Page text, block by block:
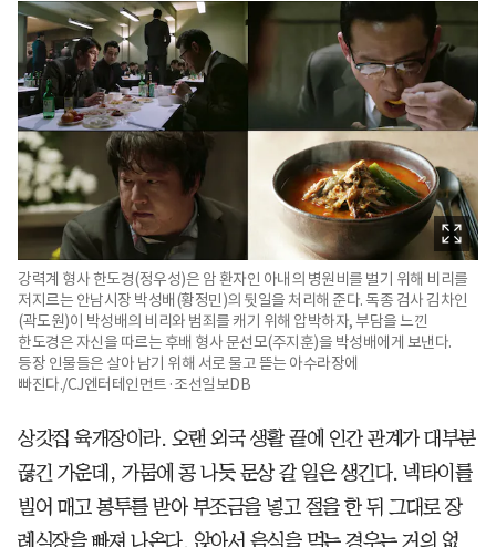
강력계 형사 한도경(정우성)은 암 환자인 아내의 병원비를 벌기 위해 비리를
저지르는 안남시장 박성배(황정민)의 뒷일을 처리해 준다. 독종 검사 김차인
(곽도원)이 박성배의 비리와 범죄를 캐기 위해 압박하자, 부담을 느낀
한도경은 자신을 따르는 후배 형사 문선모(주지훈)을 박성배에게 보낸다.
등장 인물들은 살아 남기 위해 서로 물고 뜯는 아수라장에
빠진다./CJ엔터테인먼트·조선일보DB
상갓집 육개장이라. 오랜 외국 생활 끝에 인간 관계가 대부분
끊긴 가운데, 가뭄에 콩 나듯 문상 갈 일은 생긴다. 넥타이를
빌어 매고 봉투를 받아 부조금을 넣고 절을 한 뒤 그대로 장
례식장을 빠져 나온다. 앉아서 음식을 먹는 경우는 거의 없